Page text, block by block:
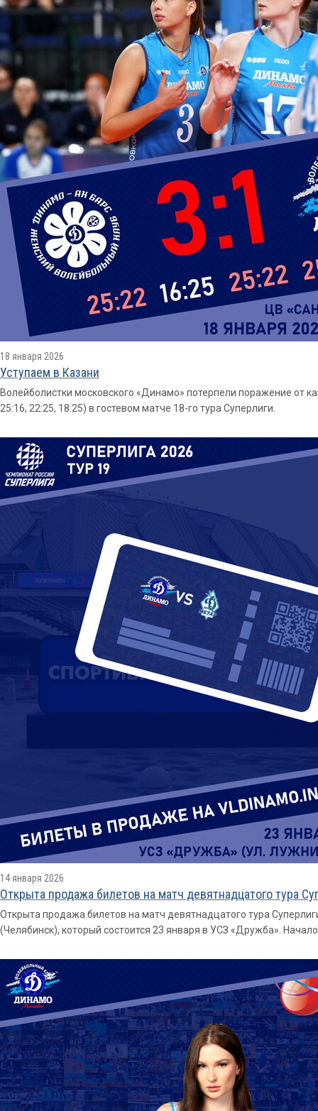
18 января 2026
Уступаем в Казани
Волейболистки московского «Динамо» потерпели поражение от
25:16, 22:25, 18:25) в гостевом матче 18-го тура Суперлиги.
14 января 2026
Открыта продажа билетов на матч девятнадцатого тура
Открыта продажа билетов на матч девятнадцатого тура
(Челябинск), который состоится 23 января в УСЗ «Дружба».